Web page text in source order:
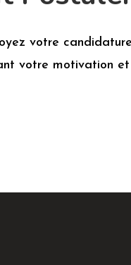
votre
votre motivation et